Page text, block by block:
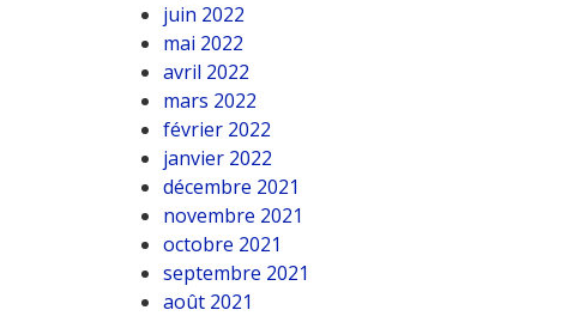
juin 2022
mai 2022
avril 2022
mars 2022
février 2022
janvier 2022
décembre 2021
novembre 2021
octobre 2021
septembre 2021
août 2021